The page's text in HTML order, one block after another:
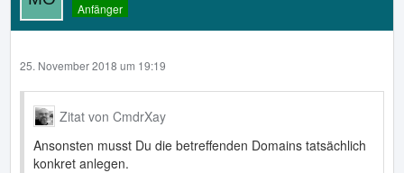
Anfänger
25. November 2018 um 19:19
Zitat von CmdrXay
Ansonsten musst Du die betreffenden Domains tatsächlich
konkret anlegen.